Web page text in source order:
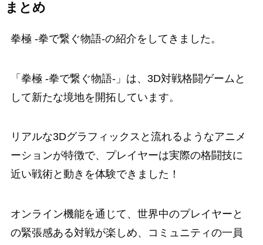
まとめ
拳極 -拳で繋ぐ物語-の紹介をしてきました。
「拳極 -拳で繋ぐ物語-」は、3D対戦格闘ゲームと
して新たな境地を開拓しています。
リアルな3Dグラフィックスと流れるようなアニメ
ーションが特徴で、プレイヤーは実際の格闘技に
近い戦術と動きを体験できました！
オンライン機能を通じて、世界中のプレイヤーと
の緊張感ある対戦が楽しめ、コミュニティの一員